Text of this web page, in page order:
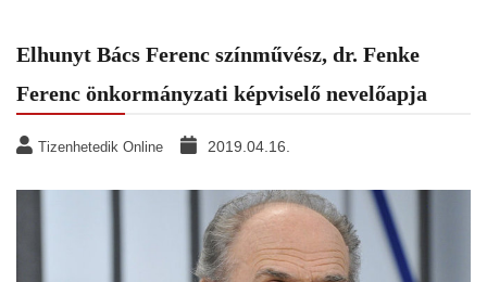
Elhunyt Bács Ferenc színművész, dr. Fenke
Ferenc önkormányzati képviselő nevelőapja
Tizenhetedik Online 2019.04.16.